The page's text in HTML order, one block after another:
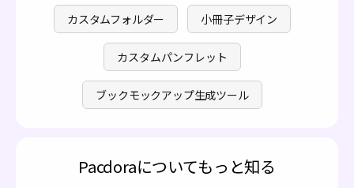
カスタムフォルダー 小冊子デザイン
カスタムパンフレット
ブックモックアップ生成ツール
Pacdoraについてもっと知る